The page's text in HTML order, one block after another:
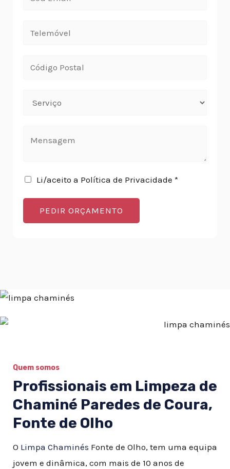
Li/aceito a Política de Privacidade *
PEDIR ORÇAMENTO
Quem somos
Profissionais em Limpeza de
Chaminé Paredes de Coura,
Fonte de Olho
O Limpa Chaminés Fonte de Olho, tem uma equipa
jovem e dinâmica, com mais de 10 anos de